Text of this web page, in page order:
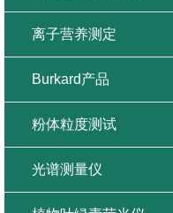
离子营养测定
Burkard产品
粉体粒度测试
光谱测量仪